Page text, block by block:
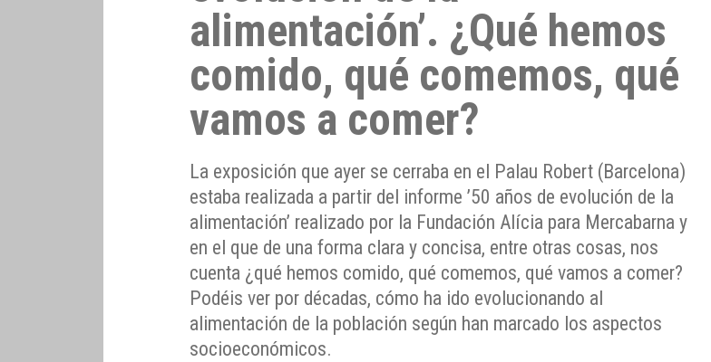
alimentación’. ¿Qué hemos
comido, qué comemos, qué
vamos a comer?
La exposición que ayer se cerraba en el Palau Robert (Barcelona)
estaba realizada a partir del informe ’50 años de evolución de la
alimentación’ realizado por la Fundación Alícia para Mercabarna y
en el que de una forma clara y concisa, entre otras cosas, nos
cuenta ¿qué hemos comido, qué comemos, qué vamos a comer?
Podéis ver por décadas, cómo ha ido evolucionando al
alimentación de la población según han marcado los aspectos
socioeconómicos.